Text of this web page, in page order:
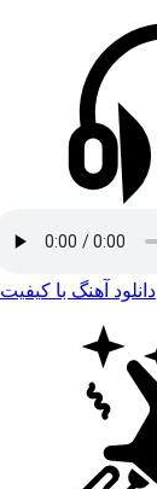
دانلود آهنگ با کیفیت 128